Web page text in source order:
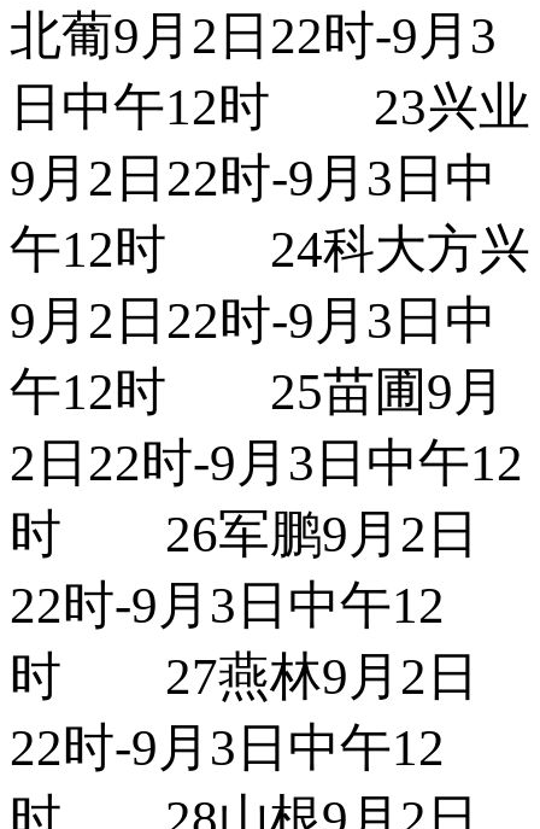
北葡9月2日22时-9月3
日中午12时 23兴业
9月2日22时-9月3日中
午12时 24科大方兴
9月2日22时-9月3日中
午12时 25苗圃9月
2日22时-9月3日中午12
时 26军鹏9月2日
22时-9月3日中午12
时 27燕林9月2日
22时-9月3日中午12